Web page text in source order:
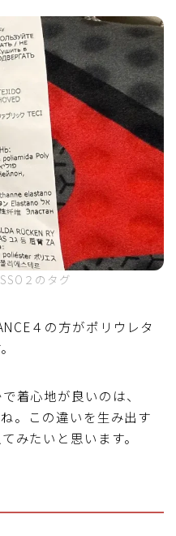
２のタグ
４の方がポリウレタ
着心地が良いのは、
。この違いを生み出す
みたいと思います。